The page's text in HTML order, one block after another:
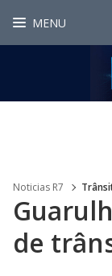
MENU
Noticias R7
de